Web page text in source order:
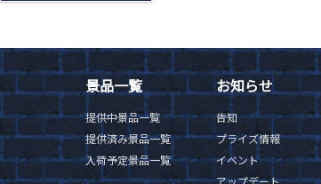
景品一覧
提供中景品一覧
提供済み景品一覧
入荷予定景品一覧
お知らせ
告知
プライズ情報
イベント
アップデート